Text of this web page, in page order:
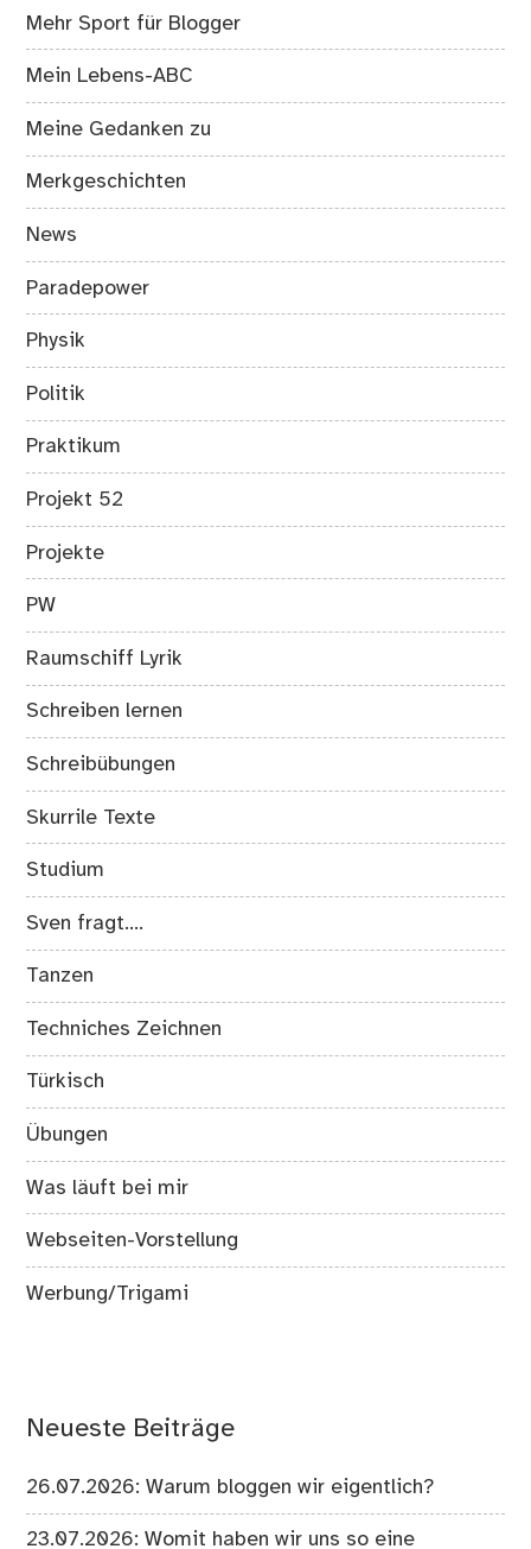
Mehr Sport für Blogger
Mein Lebens-ABC
Meine Gedanken zu
Merkgeschichten
News
Paradepower
Physik
Politik
Praktikum
Projekt 52
Projekte
PW
Raumschiff Lyrik
Schreiben lernen
Schreibübungen
Skurrile Texte
Studium
Sven fragt….
Tanzen
Techniches Zeichnen
Türkisch
Übungen
Was läuft bei mir
Webseiten-Vorstellung
Werbung/Trigami
Neueste Beiträge
26.07.2026: Warum bloggen wir eigentlich?
23.07.2026: Womit haben wir uns so eine